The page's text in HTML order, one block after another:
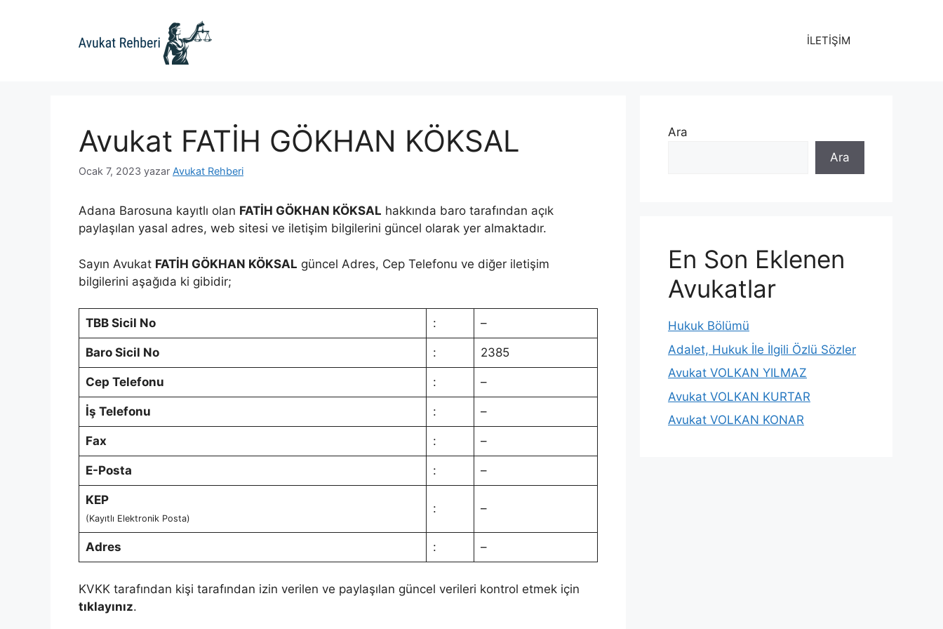
İLETİŞİM
Avukat FATİH GÖKHAN KÖKSAL
Ocak 7, 2023 yazar Avukat Rehberi
Adana Barosuna kayıtlı olan FATİH GÖKHAN KÖKSAL hakkında baro tarafından açık
paylaşılan yasal adres, web sitesi ve iletişim bilgilerini güncel olarak yer almaktadır.
Sayın Avukat FATİH GÖKHAN KÖKSAL güncel Adres, Cep Telefonu ve diğer iletişim
bilgilerini aşağıda ki gibidir;
TBB Sicil No : –
Baro Sicil No : 2385
Cep Telefonu : –
İş Telefonu : –
Fax : –
E-Posta : –
KEP
(Kayıtlı Elektronik Posta)
: –
Adres : –
KVKK tarafından kişi tarafından izin verilen ve paylaşılan güncel verileri kontrol etmek için
tıklayınız.
Ara
Ara
En Son Eklenen
Avukatlar
Hukuk Bölümü
Adalet, Hukuk İle İlgili Özlü Sözler
Avukat VOLKAN YILMAZ
Avukat VOLKAN KURTAR
Avukat VOLKAN KONAR